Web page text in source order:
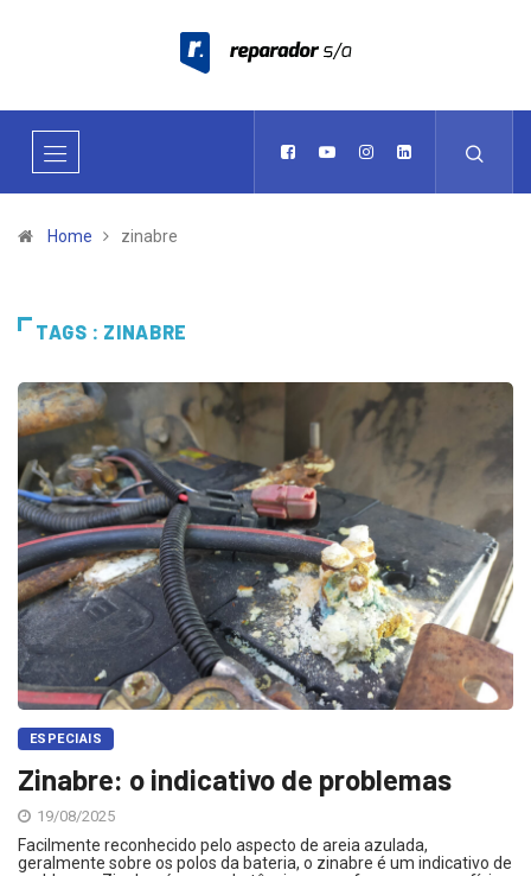
Home zinabre
TAGS : ZINABRE
ESPECIAIS
Zinabre: o indicativo de problemas
19/08/2025
Facilmente reconhecido pelo aspecto de areia azulada,
geralmente sobre os polos da bateria, o zinabre é um indicativo de